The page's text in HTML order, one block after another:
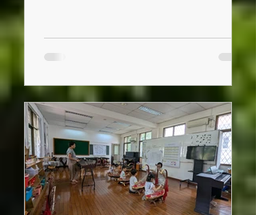
取られないように一生懸命走った
ら、笑顔いっぱいで楽しむ姿が見ら
れました。 活動が終わった後
は、手洗いとうがいをしました。
手洗い場では、「順番に並んで手
を洗う」という約束を守ることが、
みんなが気持ちよく生活すること
や、周りの友達を思いやることにつ
ながることを伝えながら、一人ひと
りが実践できるよう丁寧に指導して